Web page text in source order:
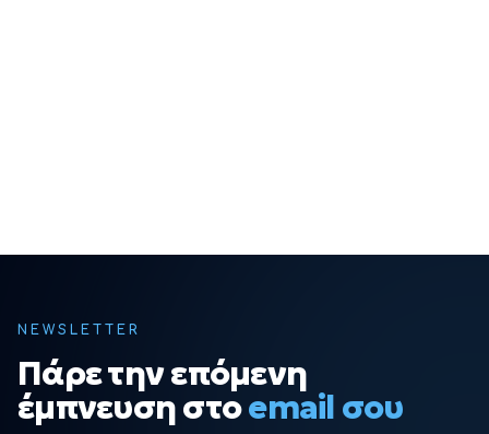
NEWSLETTER
Πάρε την επόμενη
έμπνευση στοemail σου